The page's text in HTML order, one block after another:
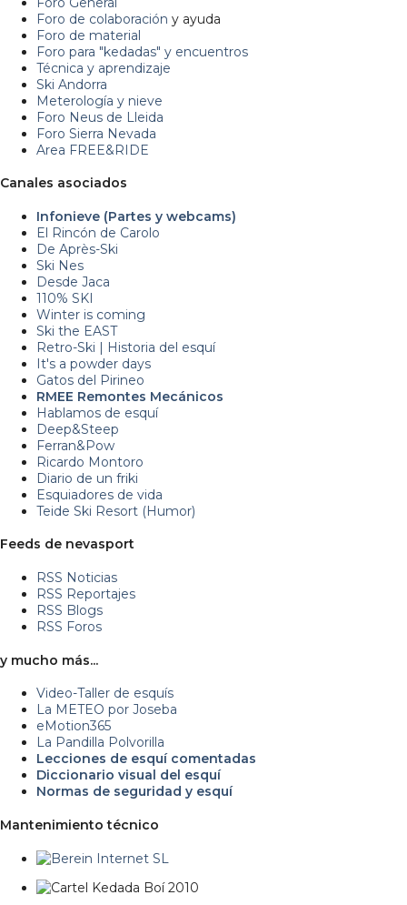
Foro de colaboración y ayuda
Foro de material
Foro para "kedadas" y encuentros
Técnica y aprendizaje
Ski Andorra
Meterología y nieve
Foro Neus de Lleida
Foro Sierra Nevada
Area FREE&RIDE
Canales asociados
Infonieve (Partes y webcams)
El Rincón de Carolo
De Après-Ski
Ski Nes
Desde Jaca
110% SKI
Winter is coming
Ski the EAST
Retro-Ski | Historia del esquí
It's a powder days
Gatos del Pirineo
RMEE Remontes Mecánicos
Hablamos de esquí
Deep&Steep
Ferran&Pow
Ricardo Montoro
Diario de un friki
Esquiadores de vida
Teide Ski Resort (Humor)
Feeds de nevasport
RSS Noticias
RSS Reportajes
RSS Blogs
RSS Foros
y mucho más...
Video-Taller de esquís
La METEO por Joseba
eMotion365
La Pandilla Polvorilla
Lecciones de esquí comentadas
Diccionario visual del esquí
Normas de seguridad y esquí
Mantenimiento técnico